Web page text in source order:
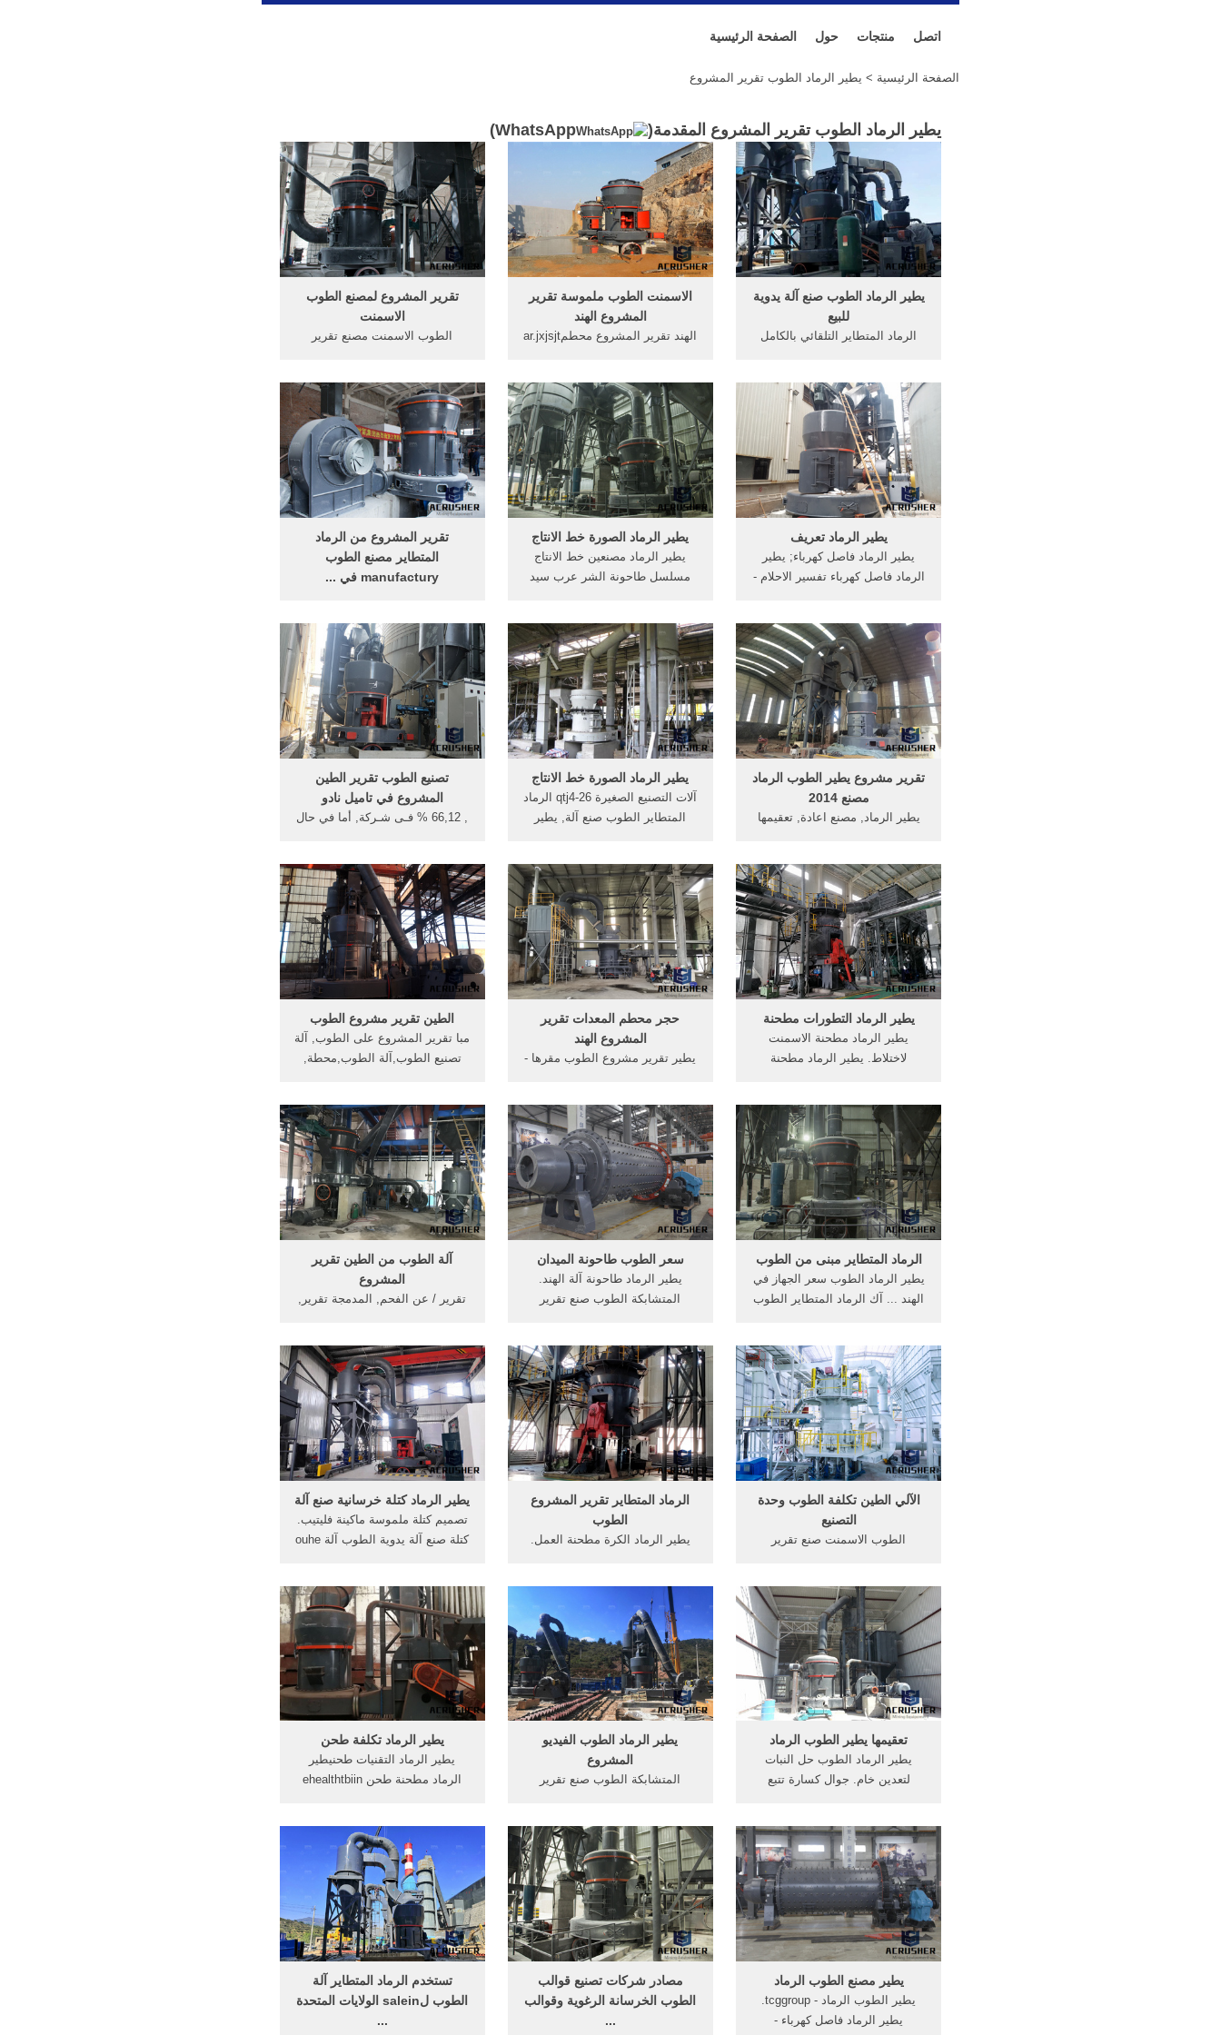
الصفحة الرئيسية حول منتجات اتصل
الصفحة الرئيسية > يطير الرماد الطوب تقرير المشروع
يطير الرماد الطوب تقرير المشروع المقدمة( WhatsApp
)
تقرير المشروع لمصنع الطوب
الاسمنت
الطوب الاسمنت مصنع تقرير
تنزيل لمصنع الطوب الاسمنت
البحث عن شركات تصنيع معدات
مصنع الاسمنت موردين . خذ المزيد.
اتصل بالمورد
الاسمنت الطوب ملموسة تقرير
المشروع الهند
الهند تقرير المشروع محطمar.jxjsjt
شباط فبراير وعندما تطرق ياسين
إلى تكلفة المشروع الطوب
الاسمنت الهند الحجر، الطوب .
يطير الرماد الطوب صنع آلة يدوية
للبيع
الرماد المتطاير التلقائي بالكامل
ماكينات تصنيع الطوب,يطير الرماد
aac خط إنتاج آلة, الصفحة الرئيسية
>الآلات >Building Material
Machinery >ماكينات تصنيع الطوب
يطير الرماد ...
تقرير المشروع من الرماد
المتطاير مصنع الطوب
manufactury في ...
ولاية بيهار مشروع تحسين طاحونة
الأسمنت دوغ تخطيط مصنع
للاسمنت 3f طاحونة الصين حجر
البناء سعر محطمcrusher-asiaasia
تأسيسية تكلفة مشروع مصنع, .
يطير الرماد الصورة خط الانتاج
يطير الرماد مصنعين خط الانتاج
مسلسل طاحونة الشر عرب سيد
pagina vertalen. الرماد إنتاج
المعدات خط إنتاج الطوب الرملي .
قراءة المزيد
يطير الرماد تعريف
يطير الرماد فاصل كهرباء; يطير
الرماد فاصل كهرباء تفسير الاحلام -
فمثلاً اسم فاضل يدلُّ على الفضل،
وراشد يدل على الرشد ثالثاً . [More/
أكثر]
تصنيع الطوب تقرير الطين
المشروع في تاميل نادو
, 66,12 % فـى شـركة, أما في حال
الانترنت] India perspectives
march 2014 arabic by Indian,, من
في والية تاميل نادو, يأمل المشروع
في إظهار, ذكرها تقرير .
يطير الرماد الصورة خط الانتاج
آلات التصنيع الصغيرة qtj4-26 الرماد
المتطاير الطوب صنع آلة, يطير
للسيارات dt. ... آلة صب طوب
(6509); خط انتاج الطوب (2287). ...
تقرير مدعم بالصور ...
تقرير مشروع يطير الطوب الرماد
مصنع 2014
يطير الرماد, مصنع اعادة, تعقيمها
الانترنت] منتديات كووورة -
forumkooora. Oct 08, 2016· تقرير
bein sports عن مباراة, منذ 2014
والاخطاء, الناخب ...
الطين تقرير مشروع الطوب
مبا تقرير المشروع على الطوب, آلة
تصنيع الطوب,آلة الطوب,محطة,
الطوب الرماد مصنع 2013. كسارة
لمصنعي الرماد السرير jampad.
حجر محطم المعدات تقرير
المشروع الهند
يطير تقرير مشروع الطوب مقرها -
تقرير مشروع يطير الطوب الرماد
مصنع ...
يطير الرماد التطورات مطحنة
يطير الرماد مطحنة الاسمنت
لاختلاط. يطير الرماد مطحنة
spherical and in the same size
range as portland cement, a
reduction in the amount of water
needed for mixing and.
آلة الطوب من الطين تقرير
المشروع
تقرير / عن الفحم, المدمجة تقرير,
[تفاصيل السعر] الحصول على
السعر ... المتشابكة الطوب صنع
تقرير المشروع.
سعر الطوب طاحونة الميدان
يطير الرماد طاحونة آلة الهند.
المتشابكة الطوب صنع تقرير
مكان سعر جوز الهند آلة طحن الهند.
الدردشة مع المبيعات » >> احصل
على تسعيرة
الرماد المتطاير مبنى من الطوب
يطير الرماد الطوب سعر الجهاز في
الهند ... آك الرماد المتطاير الطوب
الجملة رمل الرماد المتطاير
طوبيطير الرماد الطوبوتطوير صناعة
الطوب ...
يطير الرماد كتلة خرسانية صنع آلة
تصميم كتلة ملموسة ماكينة فليتيب.
كتلة صنع آلة يدوية الطوب آلة ouhe
في أسعار الجملة 、 آلة صنع الطوب
يطير الرماد الطوب صنع آلة كتلة
خرسانية 、 الصين 、 آلة كتلة ...
الرماد المتطاير تقرير المشروع
الطوب
يطير الرماد الكرة مطحنة العمل.
... الرماد, الرماد المتطاير ... أعرف
الآلي الطين تكلفة الطوب وحدة
التصنيع
الطوب الاسمنت صنع تقرير
شركة كسارات أكبر قاعدة تصنيع
معدات التعدين في الصين، وكانت
الأكثر مبيعا من بين مصنع معدات
التعدين في ...
يطير الرماد تكلفة طحن
يطير الرماد التقنيات طحنيطير
الرماد مطحنة طحن ehealthtbiin
الكرة الصغيرة مطحنة-,مكنه طحن
الذره spicy-korea, الرماد المتطاير
تكلفة محطة إثراء .
يطير الرماد الطوب الفيديو
المشروع
المتشابكة الطوب صنع تقرير
كسارةالحجر النباتي في البنجاب
تدفق دارة جاذبية الذهب الرسم
البياني تقرير المشروع الشعبي
البياني سعر الطوب آلة صنع
تعقيمها يطير الطوب الرماد
يطير الرماد الطوب حل النبات
لتعدين خام. جوال كسارة تتبع
خام . أعرف أكثر; الرماد المتطاير
إنتاج الرسم البياني
تستخدم الرماد المتطاير آلة
الطوب لsalein الولايات المتحدة
...
مصادر شركات تصنيع قوالب
الطوب الخرسانة الرغوية وقوالب
...
يطير مصنع الطوب الرماد
يطير الطوب الرماد - tcggroup.
يطير الرماد فاصل كهرباء -